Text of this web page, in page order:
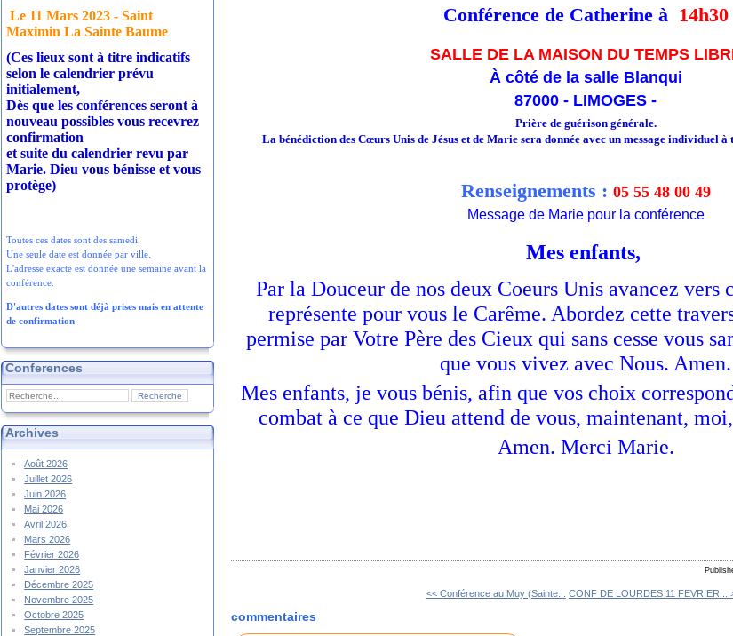
Le 11 Mars 2023 - Saint
Maximin La Sainte Baume
(Ces lieux sont à titre indicatifs
selon le calendrier prévu
initialement,
Dès que les conférences seront à
nouveau possibles vous recevrez
confirmation
et suite du calendrier revu par
Marie. Dieu vous bénisse et vous
protège)
Toutes ces dates sont des samedi.
Une seule date est donnée par ville.
L'adresse exacte est donnée une semaine avant la
conférence.
D'autres dates sont déjà prises mais en attente
de confirmation
Conferences
Archives
Août 2026
Juillet 2026
Juin 2026
Mai 2026
Avril 2026
Mars 2026
Février 2026
Janvier 2026
Décembre 2025
Novembre 2025
Octobre 2025
Septembre 2025
Conférence de Catherine à 14h30
SALLE DE LA MAISON DU TEMPS
À côté de la salle Blanqui
87000 - LIMOGES -
Prière de guérison générale.
La bénédiction des Cœurs Unis de Jésus et de Marie sera donnée avec un message individuel
Renseignements : 05 55 48 00 49
Message de Marie pour la conférence
Mes enfants,
Par la Douceur de nos deux Coeurs Unis avancez vers
représente pour vous le Carême. Abordez cette
permise par Votre Père des Cieux qui sans cesse vous
que vous vivez avec Nous. Amen.
Mes enfants, je vous bénis, afin que vos choix
combat à ce que Dieu attend de vous, maintenant,
Amen. Merci Marie.
<< Conférence au Muy (Sainte... CONF DE LOURDES 11 FEVRIER...
commentaires